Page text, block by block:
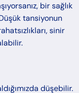
bir sağlık
tansiyonun
sinir
düşebilir.